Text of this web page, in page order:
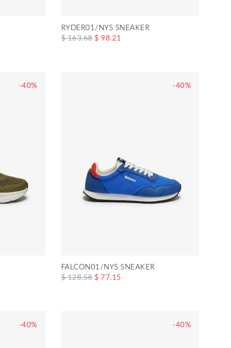
RYDER01/NYS SNEAKER
$ 163.68 $ 98.21
-40% -40%
FALCON01/NYS SNEAKER
$ 128.58 $ 77.15
-40% -40%